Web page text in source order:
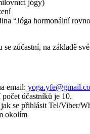
jógy)
“Jóga hormonální
zúčastní, na základě
email:yoga.yfe@
účastníků je 10.
se přihlásit Tel/Viber/
okolím